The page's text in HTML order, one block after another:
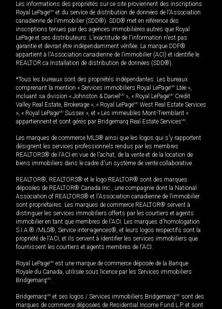
Les informations des propriétés sur ce site proviennent des inscriptions
Royal LePageMD et du service de distribution de données de l'Association
canadienne de l’immobilier (SDD®). SDD® met en référence des
inscriptions tenues par des agences immobilières autres que Royal
LePage et ses distributeurs. L'exactitude de l'information n'est pas
garantie et devrait être indépendamment vérifiée. La marque DDF®
appartient à l'Association canadienne de l’immobilier (ACI) et identifie le
REALTOR.ca Installation de distribution de données (SDD®).
*Tous les bureaux sont des propriétés indépendantes. Les bureaux
comprenant la mention « Services immobiliers Royal LePageMD Ltée »,
incluant sa division « Johnston & Daniel MD », « Royal LePageMD Credit
Valley Real Estate, Brokerage », « Royal LePageMD West Real Estate Services
», « Royal LePageMD Sussex », et « Les immeubles Mont-Tremblant »
appartiennent et sont gérés par Bridgemarq Real Estate ServicesMD.
Les marques de commerce MLS® ainsi que les logos qui s'y rapportent
désignent les services professionnels rendus par les membres
REALTORS® de l'ACI en vue de l'achat, de la vente et de la location de
biens immobiliers dans le cadre d'un système de vente collaborative.
REALTOR®, REALTORS® et le logo REALTOR® sont des marques
déposées de REALTOR® Canada Inc., une compagnie dont la National
Association of REALTORS® et l'Association canadienne de l’immobilier
sont propriétaires. Les marques de commerce REALTOR® servent à
distinguer les services immobiliers offerts par les courtiers et agents
immobilier en tant que membres de l'ACI. Les marques d'homologation
S.I.A.® /MLS®, Service inter-agences®, et leurs logos respectifs sont la
propriété de l'ACI, et ils servent à identifier les services immobiliers que
fournissent les courtiers et agents membres de l'ACI.
Royal LePageMD est une marque de commerce déposée de la Banque
Royale du Canada, utilisée sous licence par les Services immobiliers
BridgemarqMD.
BridgemarqMD et ses logos / Services immobiliers BridgemarqMD sont des
marques de commerce déposées de Residential Income Fund L.P. et sont